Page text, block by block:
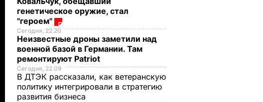
генетическое оружие, стал
"героем"
Сегодня, 22.20
Неизвестные дроны заметили над
военной базой в Германии. Там
ремонтируют Patriot
Сегодня, 22.09
В ДТЭК рассказали, как ветеранскую
политику интегрировали в стратегию
развития бизнеса